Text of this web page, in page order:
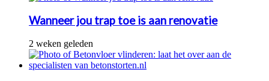
Wanneer jou trap toe is aan renovatie
2 weken geleden